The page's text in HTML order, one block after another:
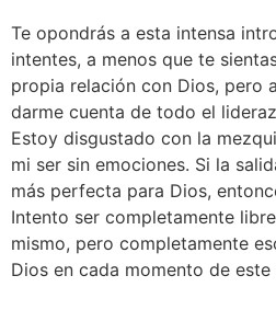
Te opondrás a esta intensa
intentes, a menos que te
propia relación con Dios, pero
darme cuenta de todo el
Estoy disgustado con la
mi ser sin emociones. Si la
más perfecta para Dios,
Intento ser completamente
mismo, pero completamente
Dios en cada momento de este